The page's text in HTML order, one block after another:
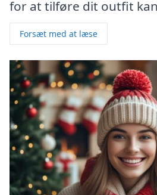
for at tilføre dit outfit
Forsæt med at læse